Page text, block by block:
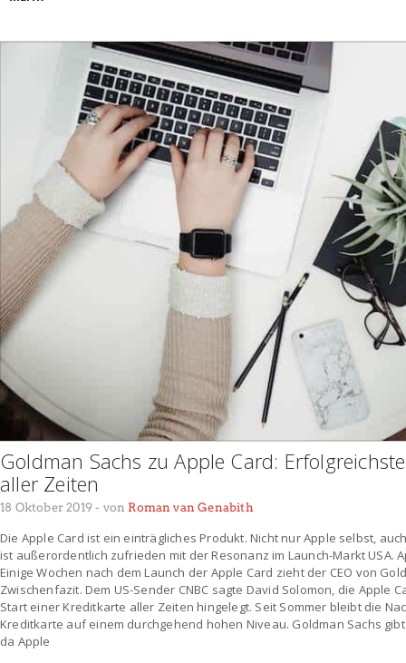
Goldman Sachs zu Apple Card:
aller Zeiten
18 Oktober 2019- von Roman van Genabith
Die Apple Card ist ein einträgliches Produkt. Nicht nur Apple selbst,
ist außerordentlich zufrieden mit der Resonanz im Launch-Markt USA.
Einige Wochen nach dem Launch der Apple Card zieht der CEO von
Zwischenfazit. Dem US-Sender CNBC sagte David Solomon, die Apple
Start einer Kreditkarte aller Zeiten hingelegt. Seit Sommer bleibt die
Kreditkarte auf einem durchgehend hohen Niveau. Goldman Sachs
da Apple